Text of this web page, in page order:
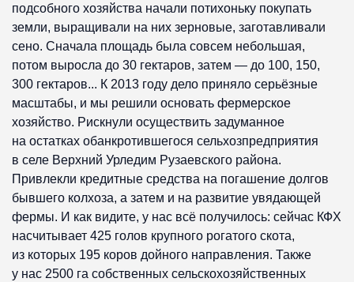
подсобного хозяйства начали потихоньку покупать
земли, выращивали на них зерновые, заготавливали
сено. Сначала площадь была совсем небольшая,
потом выросла до 30 гектаров, затем — до 100, 150,
300 гектаров... К 2013 году дело приняло серьёзные
масштабы, и мы решили основать фермерское
хозяйство. Рискнули осуществить задуманное
на остатках обанкротившегося сельхозпредприятия
в селе Верхний Урледим Рузаевского района.
Привлекли кредитные средства на погашение долгов
бывшего колхоза, а затем и на развитие увядающей
фермы. И как видите, у нас всё получилось: сейчас КФХ
насчитывает 425 голов крупного рогатого скота,
из которых 195 коров дойного направления. Также
у нас 2500 га собственных сельскохозяйственных